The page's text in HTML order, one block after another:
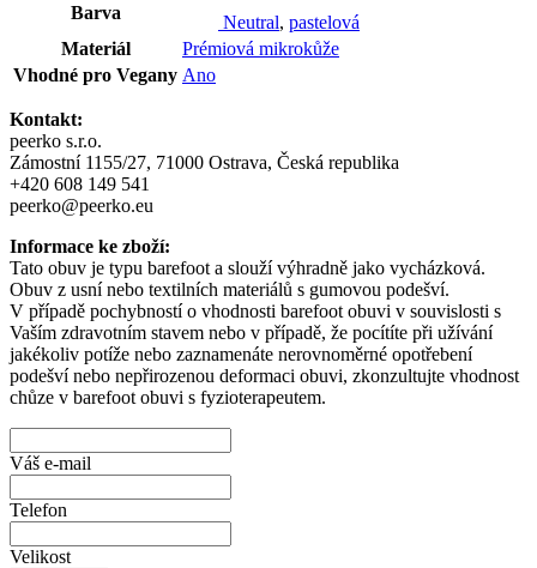
Barva
Neutral, pastelová
Materiál
Prémiová mikrokůže
Vhodné pro Vegany Ano
Kontakt:
peerko s.r.o.
Zámostní 1155/27, 71000 Ostrava, Česká republika
+420 608 149 541
peerko@peerko.eu
Informace ke zboží:
Tato obuv je typu barefoot a slouží výhradně jako vycházková.
Obuv z usní nebo textilních materiálů s gumovou podešví.
V případě pochybností o vhodnosti barefoot obuvi v souvislosti s
Vaším zdravotním stavem nebo v případě, že pocítíte při užívání
jakékoliv potíže nebo zaznamenáte nerovnoměrné opotřebení
podešví nebo nepřirozenou deformaci obuvi, zkonzultujte vhodnost
chůze v barefoot obuvi s fyzioterapeutem.
Váš e-mail
Telefon
Velikost